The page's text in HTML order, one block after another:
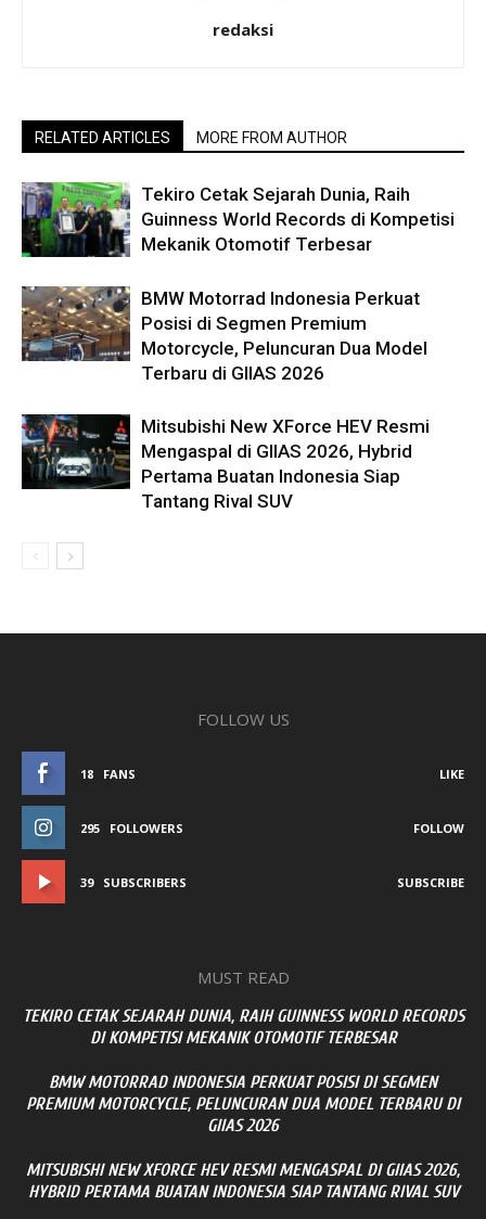
redaksi
RELATED ARTICLES MORE FROM AUTHOR
Tekiro Cetak Sejarah Dunia, Raih
Guinness World Records di Kompetisi
Mekanik Otomotif Terbesar
BMW Motorrad Indonesia Perkuat
Posisi di Segmen Premium
Motorcycle, Peluncuran Dua Model
Terbaru di GIIAS 2026
Mitsubishi New XForce HEV Resmi
Mengaspal di GIIAS 2026, Hybrid
Pertama Buatan Indonesia Siap
Tantang Rival SUV
FOLLOW US
18 FANS LIKE
295 FOLLOWERS FOLLOW
39 SUBSCRIBERS SUBSCRIBE
MUST READ
TEKIRO CETAK SEJARAH DUNIA, RAIH GUINNESS WORLD RECORDS
DI KOMPETISI MEKANIK OTOMOTIF TERBESAR
BMW MOTORRAD INDONESIA PERKUAT POSISI DI SEGMEN
PREMIUM MOTORCYCLE, PELUNCURAN DUA MODEL TERBARU DI
GIIAS 2026
MITSUBISHI NEW XFORCE HEV RESMI MENGASPAL DI GIIAS 2026,
HYBRID PERTAMA BUATAN INDONESIA SIAP TANTANG RIVAL SUV